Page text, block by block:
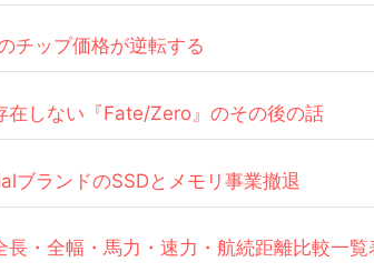
チップ価格が逆転する
在しない『Fate/Zero』のその後の話
ブランドのSSDとメモリ事業撤退
長・全幅・馬力・速力・航続距離比較一覧